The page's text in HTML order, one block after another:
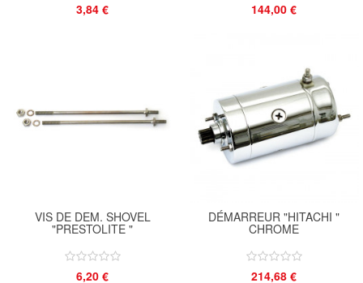
3,84 € 144,00 €
VIS DE DEM. SHOVEL
"PRESTOLITE "
6,20 €
DÉMARREUR "HITACHI "
CHROME
214,68 €